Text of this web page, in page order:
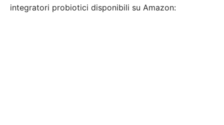
integratori probiotici disponibili su Amazon: